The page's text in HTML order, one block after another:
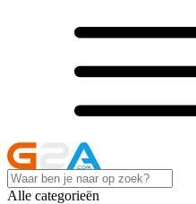
Alle categorieën